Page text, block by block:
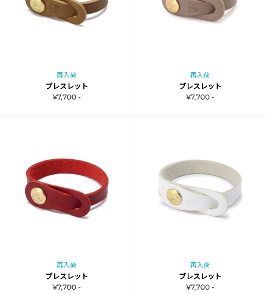
再入荷
ブレスレット
¥7,700 -
再入荷
ブレスレット
¥7,700 -
再入荷
ブレスレット
¥7,700 -
再入荷
ブレスレット
¥7,700 -